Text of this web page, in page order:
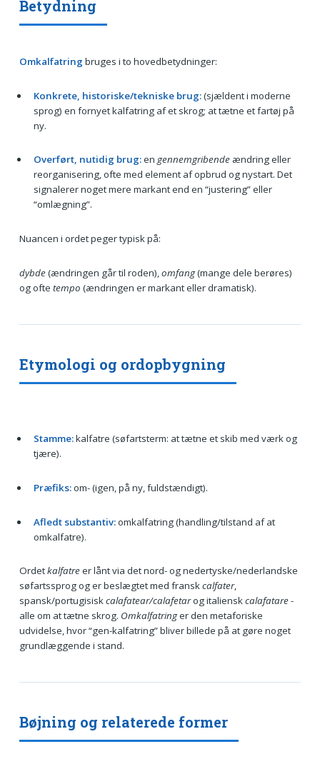
Betydning
Omkalfatring bruges i to hovedbetydninger:
Konkrete, historiske/tekniske brug:(sjældent i moderne
sprog) en fornyet kalfatring af et skrog; at tætne et fartøj på
ny.
Overført, nutidig brug:en gennemgribendeændring eller
reorganisering, ofte med element af opbrud og nystart. Det
signalerer noget mere markant end en “justering” eller
“omlægning”.
Nuancen i ordet peger typisk på:
dybde(ændringen går til roden), omfang(mange dele berøres)
og ofte tempo (ændringen er markant eller dramatisk).
Etymologi og ordopbygning
Stamme:kalfatre (søfartsterm: at tætne et skib med værk og
tjære).
Præfiks:om- (igen, på ny, fuldstændigt).
Afledt substantiv:omkalfatring (handling/tilstand af at
omkalfatre).
Ordetkalfatreer lånt via det nord- og nedertyske/nederlandske
søfartssprog og er beslægtet med franskcalfater,
spansk/portugisiskcalafatear/calafetarog italienskcalafatare-
alle om at tætne skrog. Omkalfatringer den metaforiske
udvidelse, hvor “gen-kalfatring” bliver billede på at gøre noget
grundlæggende i stand.
Bøjning og relaterede former